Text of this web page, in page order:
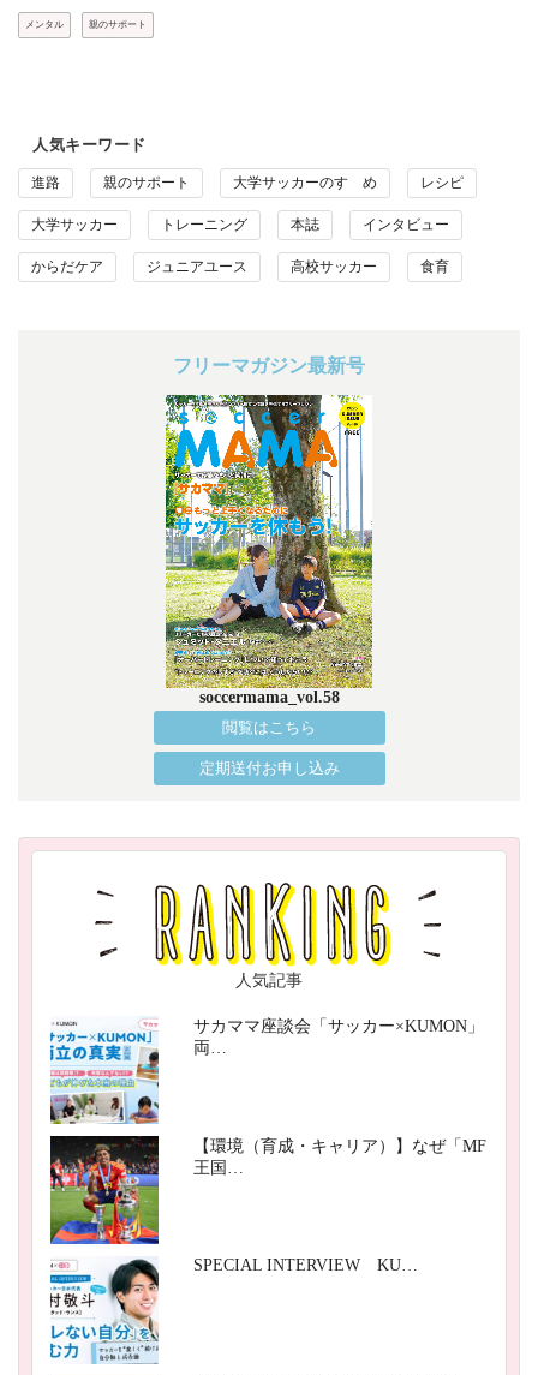
メンタル 親のサポート
人気キーワード
進路 親のサポート 大学サッカーのすゝめ レシピ
大学サッカー トレーニング 本誌 インタビュー
からだケア ジュニアユース 高校サッカー 食育
フリーマガジン最新号
soccermama_vol.58
閲覧はこちら
定期送付お申し込み
人気記事
サカママ座談会「サッカー×KUMON」
両…
【環境（育成・キャリア）】なぜ「MF
王国…
SPECIAL INTERVIEW KU…